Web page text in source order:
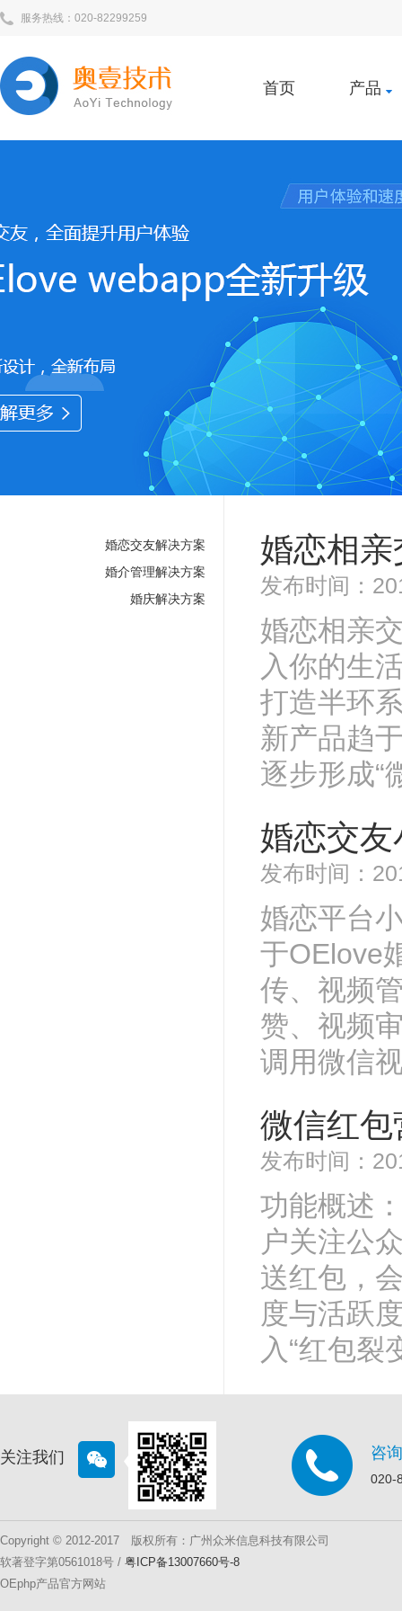
服务热线：020-82299259
首页 产品
婚恋交友解决方案
婚介管理解决方案
婚庆解决方案
婚恋相
发布时间：
婚恋相亲
入你的生
打造半环
新产品趋
逐步形成“
婚恋交
发布时间：
婚恋平台
于OElove
传、视频
赞、视频
调用微信
微信红
发布时间：
功能概述
户关注公
送红包，
度与活跃
入“红包裂
关注我们 咨
020-
Copyright © 2012-2017 版权所有：广州众米信息科技有限公司
软著登字第0561018号 / 粤ICP备13007660号-8
OEphp产品官方网站